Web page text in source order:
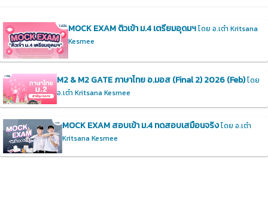
MOCK EXAM ติวเข้า ม.4 เตรียมอุดมฯโดย อ.เต๋า Kritsana
Kesmee
M2 & M2 GATE ภาษาไทย อ.มอส (Final 2) 2026 (Feb)โดย
อ.เต๋า Kritsana Kesmee
MOCK EXAM สอบเข้า ม.4 ทดสอบเสมือนจริงโดย อ.เต๋า
Kritsana Kesmee